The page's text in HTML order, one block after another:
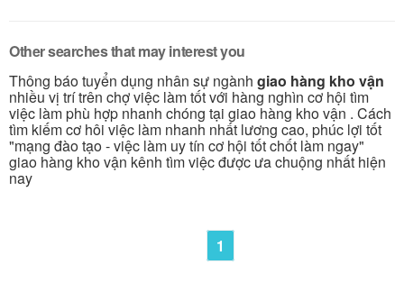
Other searches that may interest you
Thông báo tuyển dụng nhân sự ngành giao hàng kho vận
nhiều vị trí trên chợ việc làm tốt với hàng nghìn cơ hội tìm
việc làm phù hợp nhanh chóng tại giao hàng kho vận . Cách
tìm kiếm cơ hôi việc làm nhanh nhất lương cao, phúc lợi tốt
"mạng đào tạo - việc làm uy tín cơ hội tốt chốt làm ngay"
giao hàng kho vận kênh tìm việc được ưa chuộng nhất hiện
nay
1